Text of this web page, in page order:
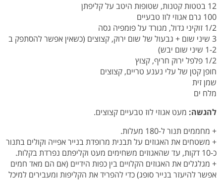
12 בטטות קטנות, שטופות היטב על קליפתן
100 גרם אגוזי לוז טבעיים
1/2 זוקיני גדול, מגורד על פומפיה גסה
3 שיני שום + גבעול של שום ירוק, קצוצים (כשאין אפשר להסתפק ב
1-2 שיני שום יבש)
1/2 פלפל ירוק חריף, קצוץ
חופן קטן של עלי נענע טריים, קצוצים
שמן זית
מלח ים
להגשה: מעט אגוזי לוז טבעיים קצוצים.
+ מחממים תנור ל-180 מעלות.
+ משטחים את האגוזים על תבנית מרופדת בנייר אפייה וקולים בתנור
כ-10 דקות, עד שהאגוזים משחימים מעט וקליפתם נפרדת בקלות.
+ מגלגלים את האגוזים הקלויים בין כפות הידיים (אם הם מאד חמים
אפשר להיעזר בנייר סופג) כדי להפריד את הקליפות ומעבירים למיכל